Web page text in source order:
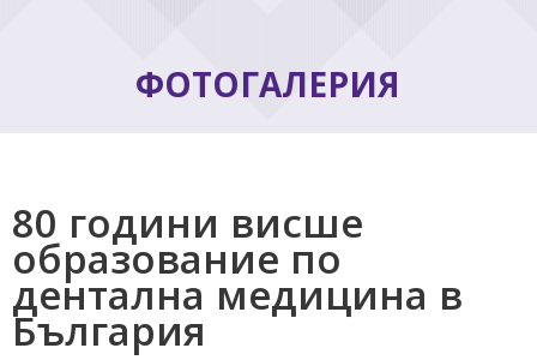
ФОТОГАЛЕРИЯ
80 години висше
образование по
дентална медицина в
България